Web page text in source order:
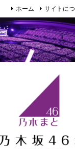
ホーム サイトに